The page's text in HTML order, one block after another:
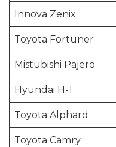
Innova Zenix
Toyota Fortuner
Mistubishi Pajero
Hyundai H-1
Toyota Alphard
Toyota Camry